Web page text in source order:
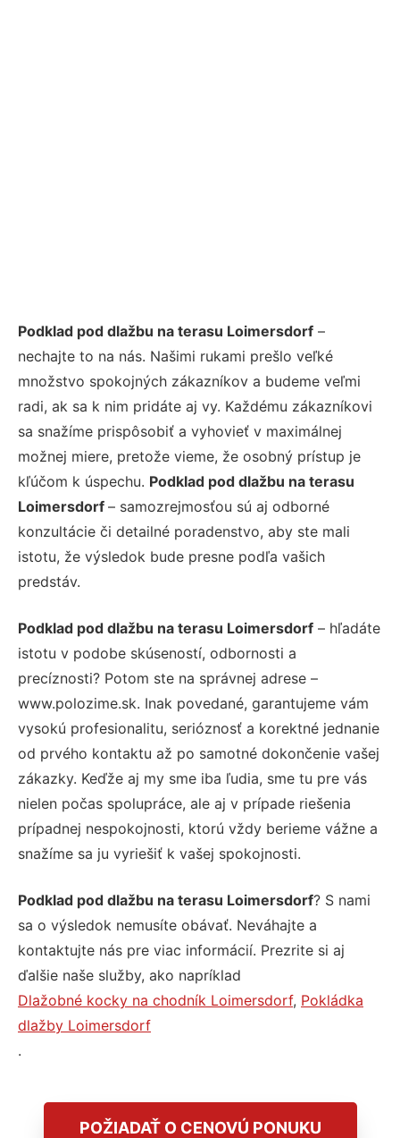
Podklad pod dlažbu na terasu Loimersdorf –
nechajte to na nás. Našimi rukami prešlo veľké
množstvo spokojných zákazníkov a budeme veľmi
radi, ak sa k nim pridáte aj vy. Každému zákazníkovi
sa snažíme prispôsobiť a vyhovieť v maximálnej
možnej miere, pretože vieme, že osobný prístup je
kľúčom k úspechu. Podklad pod dlažbu na terasu
Loimersdorf – samozrejmosťou sú aj odborné
konzultácie či detailné poradenstvo, aby ste mali
istotu, že výsledok bude presne podľa vašich
predstáv.
Podklad pod dlažbu na terasu Loimersdorf – hľadáte
istotu v podobe skúseností, odbornosti a
precíznosti? Potom ste na správnej adrese –
www.polozime.sk. Inak povedané, garantujeme vám
vysokú profesionalitu, serióznosť a korektné jednanie
od prvého kontaktu až po samotné dokončenie vašej
zákazky. Keďže aj my sme iba ľudia, sme tu pre vás
nielen počas spolupráce, ale aj v prípade riešenia
prípadnej nespokojnosti, ktorú vždy berieme vážne a
snažíme sa ju vyriešiť k vašej spokojnosti.
Podklad pod dlažbu na terasu Loimersdorf? S nami
sa o výsledok nemusíte obávať. Neváhajte a
kontaktujte nás pre viac informácií. Prezrite si aj
ďalšie naše služby, ako napríklad
Dlažobné kocky na chodník Loimersdorf, Pokládka
dlažby Loimersdorf
.
POŽIADAŤ O CENOVÚ PONUKU